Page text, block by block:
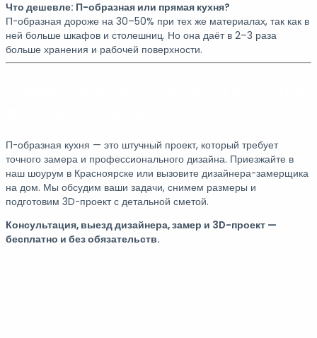
Что дешевле: П-образная или прямая кухня?
П-образная дороже на 30–50% при тех же материалах, так как в
ней больше шкафов и столешниц. Но она даёт в 2–3 раза
больше хранения и рабочей поверхности.
П-образная кухня — это штучный проект, который требует
точного замера и профессионального дизайна. Приезжайте в
наш шоурум в Красноярске или вызовите дизайнера-замерщика
на дом. Мы обсудим ваши задачи, снимем размеры и
подготовим 3D-проект с детальной сметой.
Консультация, выезд дизайнера, замер и 3D-проект —
бесплатно и без обязательств.